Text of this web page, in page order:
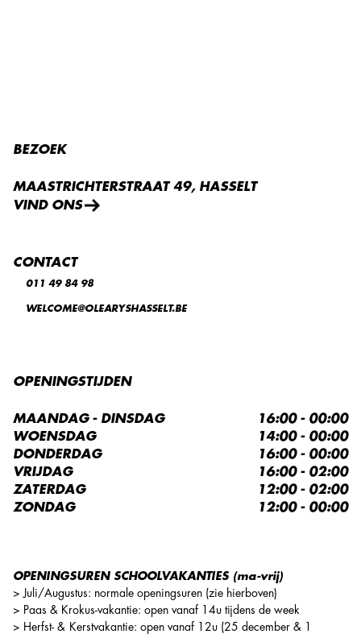
OPENINGSUREN SCHOOLVAKANTIES (ma-vrij)
> Juli/Augustus: normale openingsuren (zie hierboven)
> Paas & Krokus-vakantie: open vanaf 14u tijdens de week
> Herfst- & Kerstvakantie: open vanaf 12u (25 december & 1
BEZOEK
MAASTRICHTERSTRAAT 49, HASSELT
VIND ONS
CONTACT
011 49 84 98
WELCOME@OLEARYSHASSELT.BE
OPENINGSTIJDEN
MAANDAG - DINSDAG
16:00 - 00:00
WOENSDAG
14:00 - 00:00
DONDERDAG
16:00 - 00:00
VRIJDAG
16:00 - 02:00
ZATERDAG
12:00 - 02:00
ZONDAG
12:00 - 00:00